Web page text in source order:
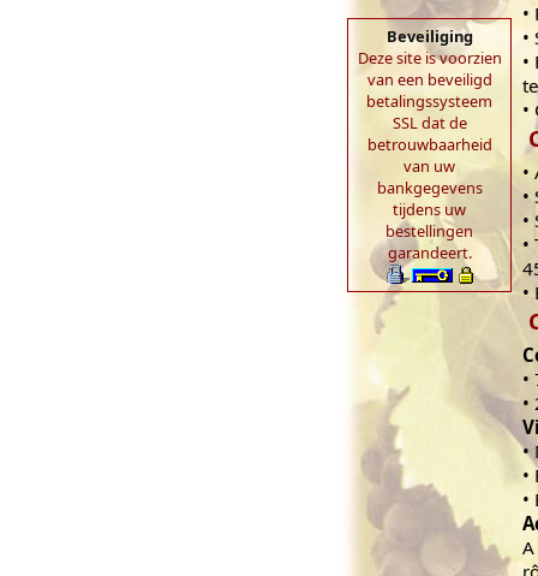
Beveiliging
Deze site is voorzien
van een beveiligd
betalingssysteem
SSL dat de
betrouwbaarheid
van uw
bankgegevens
tijdens uw
bestellingen
garandeert.
•
•
•
•
•
•
•
•
•
•
•
•